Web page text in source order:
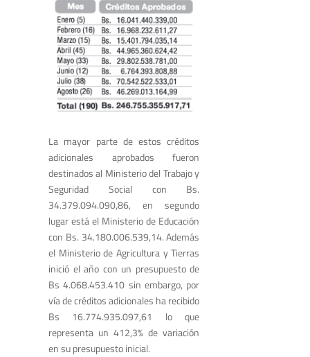
La mayor parte de estos créditos
adicionales aprobados fueron
destinados al Ministerio del Trabajo y
Seguridad Social con Bs.
34.379.094.090,86, en segundo
lugar está el Ministerio de Educación
con Bs. 34.180.006.539,14. Además
el Ministerio de Agricultura y Tierras
inició el año con un presupuesto de
Bs 4.068.453.410 sin embargo, por
vía de créditos adicionales ha recibido
Bs 16.774.935.097,61 lo que
representa un 412,3% de variación
en su presupuesto inicial.